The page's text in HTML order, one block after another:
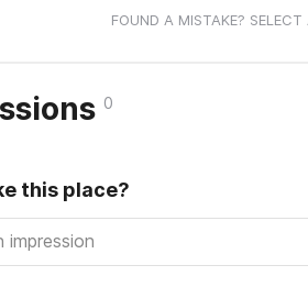
FOUND A MISTAKE?
0
this place?